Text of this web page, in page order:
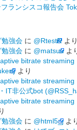
ランシスコ報告会
強会 に @RtestR より
強会 に @matsuu よ
bitrate streaming
より
bitrate streaming
IT非公式bot
bitrate streaming
強会 に @html5_j よ